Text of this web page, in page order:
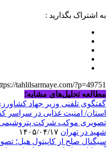
به اشتراک بگذارید :
tahlilsarmaye.com/?p=49751
مطالعه تحلیل‌های مشابه؛
استان/ امنیت غذایی در سراسر
تصویری موکب شرکت پتروشیمی
شهید در تهران
سیگنال صلح از کاپیتول هیل؛